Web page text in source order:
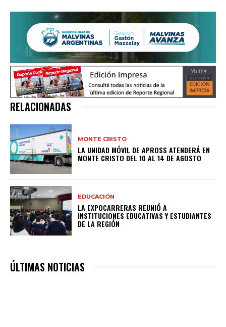
RELACIONADAS
MONTE CRISTO
LA UNIDAD MÓVIL DE APROSS ATENDERÁ EN
MONTE CRISTO DEL 10 AL 14 DE AGOSTO
EDUCACIÓN
LA EXPOCARRERAS REUNIÓ A
INSTITUCIONES EDUCATIVAS Y ESTUDIANTES
DE LA REGIÓN
ÚLTIMAS NOTICIAS